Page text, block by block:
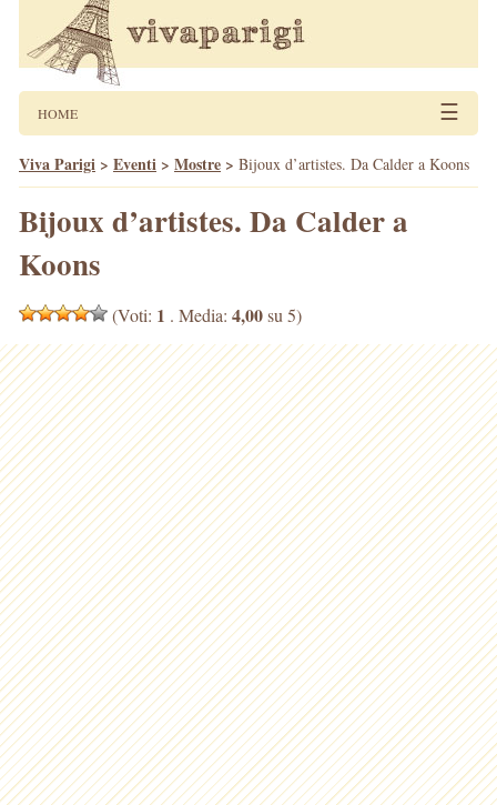
HOME ☰
Viva Parigi > Eventi > Mostre > Bijoux d’artistes. Da Calder a Koons
Bijoux d’artistes. Da Calder a
Koons
(Voti: 1 . Media: 4,00su 5)